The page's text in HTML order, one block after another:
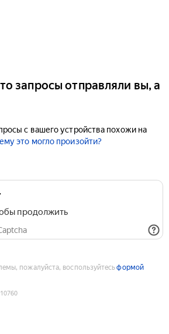
запросы отправляли вы, а
с вашего устройства похожи на
это могло произойти?
продолжить
пожалуйста, воспользуйтесьформой